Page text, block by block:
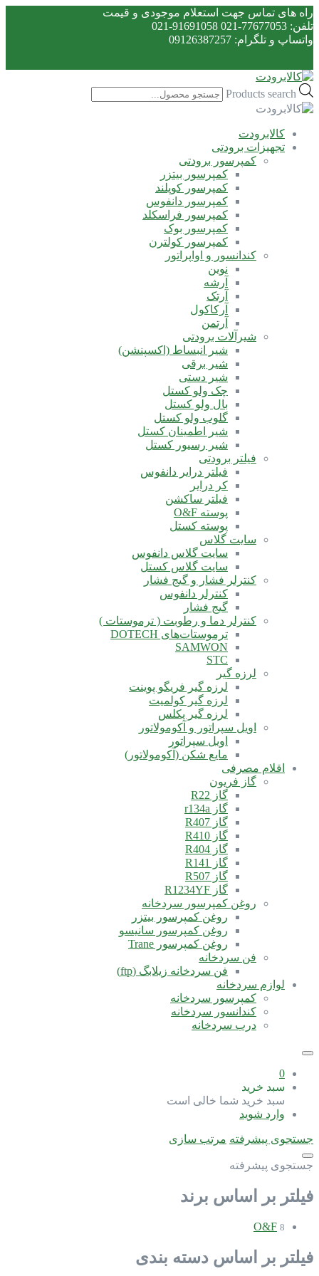
راه های تماس جهت استعلام موجودی و قیمت
تلفن: 77677053-021 91691058-021
واتساپ و تلگرام: 09126387257
Products search
کالابرودت
تجهیزات برودتی
کمپرسور برودتی
کمپرسور بیتزر
کمپرسور کوپلند
کمپرسور دانفوس
کمپرسور فراسکلد
کمپرسور بوک
کمپرسور کولترن
کندانسور و اواپراتور
نوین
آرشه
آرتک
آرکاکول
آرتمن
شیرآلات برودتی
شیر انبساط (اکسپنشن)
شیر برقی
شیر دستی
چک ولو کستل
بال ولو کستل
گلوب ولو کستل
شیر اطمینان کستل
شیر رسیور کستل
فیلتر برودتی
فیلتر درایر دانفوس
کر درایر
فیلتر ساکشن
پوسته O&F
پوسته کستل
سایت گلاس
سایت گلاس دانفوس
سایت گلاس کستل
کنترلر فشار و گیج فشار
کنترلر دانفوس
گیج فشار
کنترلر دما و رطوبت ( ترموستات )
ترموستات‌های DOTECH
SAMWON
STC
لرزه گیر
لرزه گیر فریگو پوینت
لرزه گیر کولمیت
لرزه گیر پکلس
اویل سپراتور و آکومولاتور
اویل سپراتور
مایع شکن (آکومولاتور)
اقلام مصرفی
گاز فریون
گاز R22
گاز r134a
گاز R407
گاز R410
گاز R404
گاز R141
گاز R507
گاز R1234YF
روغن کمپرسور سردخانه
روغن کمپرسور بیتزر
روغن کمپرسور سانیسو
روغن کمپرسور Trane
فن سردخانه
فن سردخانه زیلابگ (ftp)
لوازم سردخانه
کمپرسور سردخانه
کندانسور سردخانه
درب سردخانه
0
سبد خرید
سبد خرید شما خالی است
وارد شوید
جستجوی پیشرفته مرتب سازی
جستجوی پیشرفته
فیلتر بر اساس برند
O&F 8
فیلتر بر اساس دسته بندی